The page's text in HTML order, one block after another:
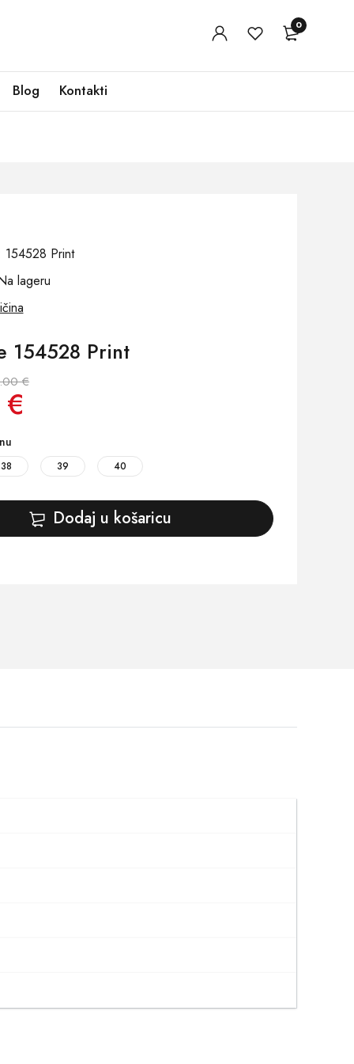
0
Blog Kontakti
154528 Print
lageru
154528 Print
€
38 39 40
Dodaj u košaricu